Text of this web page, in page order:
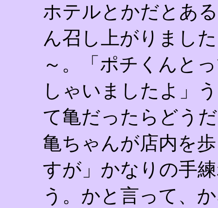
ホテルとかだとあ
ん召し上がりまし
～。「ポチくんと
しゃいましたよ」
て亀だったらどう
亀ちゃんが店内を
すが」かなりの手
う。かと言って、